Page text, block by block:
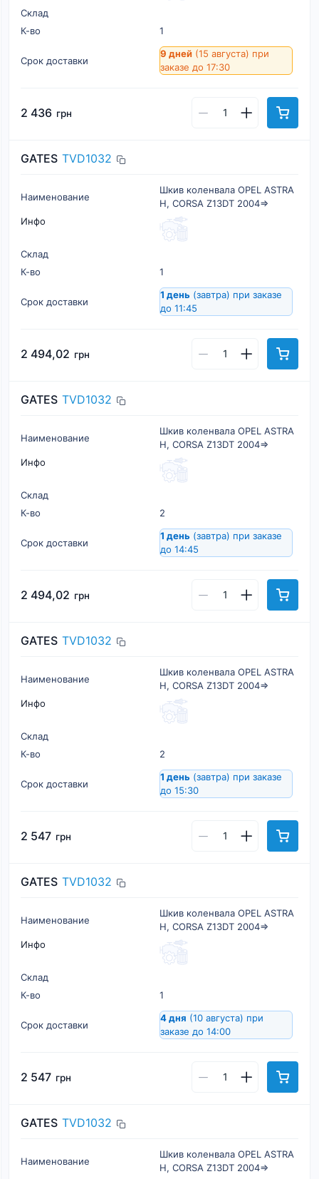
Склад
К-во
1
Срок доставки
9 дней (15 августа) при
заказе до 17:30
2 436 грн
GATES TVD1032
Наименование
Шкив коленвала OPEL ASTRA
H, CORSA Z13DT 2004=>
Инфо
Склад
К-во
1
Срок доставки
1 день (завтра) при заказе
до 11:45
2 494,02 грн
GATES TVD1032
Наименование
Шкив коленвала OPEL ASTRA
H, CORSA Z13DT 2004=>
Инфо
Склад
К-во
2
Срок доставки
1 день (завтра) при заказе
до 14:45
2 494,02 грн
GATES TVD1032
Наименование
Шкив коленвала OPEL ASTRA
H, CORSA Z13DT 2004=>
Инфо
Склад
К-во
2
Срок доставки
1 день (завтра) при заказе
до 15:30
2 547 грн
GATES TVD1032
Наименование
Шкив коленвала OPEL ASTRA
H, CORSA Z13DT 2004=>
Инфо
Склад
К-во
1
Срок доставки
4 дня (10 августа) при
заказе до 14:00
2 547 грн
GATES TVD1032
Наименование
Шкив коленвала OPEL ASTRA
H, CORSA Z13DT 2004=>